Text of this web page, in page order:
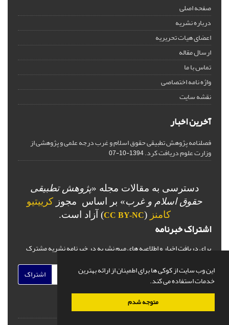
این وب سایت از کوکی ها برای اطمینان از ارائه بهترین
خدمات استفاده می کند.
متوجه شدم
صفحه اصلی
درباره نشریه
اعضای هیات تحریریه
ارسال مقاله
تماس با ما
واژه نامه اختصاصی
نقشه سایت
آخرین اخبار
فصلنامه پژوهش تطبیقی حقوق اسلام و غرب درجه علمی و پژوهشی از
وزارت علوم دریافت کرد.1394-10-07
دسترسی به مقالات مجله «پژوهش تطبیقی
حقوق اسلام و غرب» بر اساس مجوز کرییتیو
کامنز (
CC BY-NC) آزاد است.
اشتراک خبرنامه
برای دریافت اخبار و اطلاعیه های مهم نشریه در خبرنامه نشریه مشترک
اشتراک